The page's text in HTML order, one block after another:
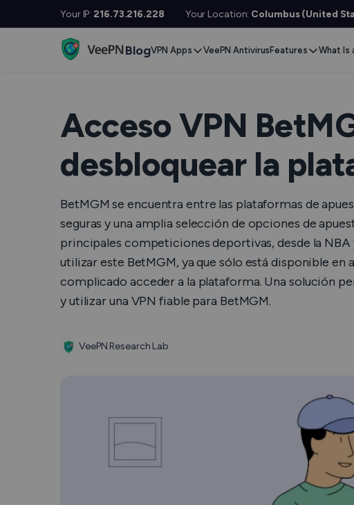
Your IP: 216.73.216.228 Your Location: Columbus (United
BlogVPN Apps
MacOS
Linux
Android
Fire TV
Android TV
Router
VeePN Antivirus Features
No Log VPN
Kill Switch
Online SMS
Extra Features
What Is
VPN
VPN
Acceso VPN
desbloquear la
BetMGM se encuentra entre las plataformas de
seguras y una amplia selección de opciones de
principales competiciones deportivas, desde la NBA
utilizar este BetMGM, ya que sólo está disponible en
complicado acceder a la plataforma. Una solución
y utilizar una VPN fiable para BetMGM.
VeePN Research Lab